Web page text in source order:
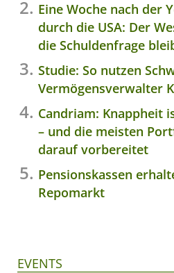
Eine Woche nach der
durch die USA: Der
die Schuldenfrage
Studie: So nutzen
Vermögensverwalter
Candriam: Knappheit
– und die meisten
darauf vorbereitet
Pensionskassen
Repomarkt
EVENTS